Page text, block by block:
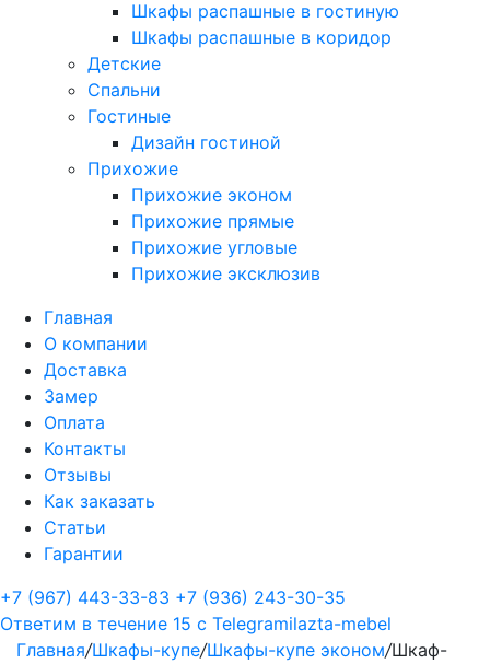
Шкафы распашные в гостиную
Шкафы распашные в коридор
Детские
Спальни
Гостиные
Дизайн гостиной
Прихожие
Прихожие эконом
Прихожие прямые
Прихожие угловые
Прихожие эксклюзив
Главная
О компании
Доставка
Замер
Оплата
Контакты
Отзывы
Как заказать
Статьи
Гарантии
+7 (967) 443-33-83 +7 (936) 243-30-35
Ответим в течение 15 с Telegramilazta-mebel
Главная/Шкафы-купе/Шкафы-купе эконом/Шкаф-